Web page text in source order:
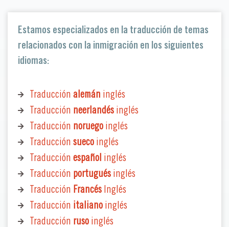
Estamos especializados en la traducción de temas
relacionados con la inmigración en los siguientes
idiomas:
Traducción alemán inglés
Traducción neerlandésinglés
Traducción noruegoinglés
Traducción suecoinglés
Traducción español inglés
Traducción portuguésinglés
Traducción FrancésInglés
Traducción italianoinglés
Traducción rusoinglés